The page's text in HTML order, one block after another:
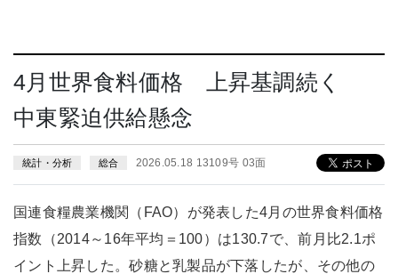
4月世界食料価格 上昇基調続く
中東緊迫供給懸念
統計・分析 総合 2026.05.18 13109号 03面
国連食糧農業機関（FAO）が発表した4月の世界食料価格
指数（2014～16年平均＝100）は130.7で、前月比2.1ポ
イント上昇した。砂糖と乳製品が下落したが、その他の